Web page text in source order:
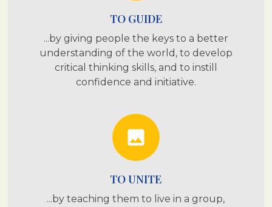
TO GUIDE
...by giving people the keys to a better
understanding of the world, to develop
critical thinking skills, and to instill
confidence and initiative.
photo
TO UNITE
...by teaching them to live in a group,